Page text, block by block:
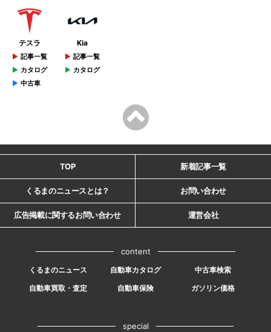
テスラ
記事一覧
カタログ
中古車
Kia
記事一覧
カタログ
TOP 新着記事一覧
くるまのニュースとは？ お問い合わせ
広告掲載に関するお問い合わせ 運営会社
content
くるまのニュース 自動車カタログ
中古車検索
自動車買取・査定
自動車保険 ガソリン価格
special